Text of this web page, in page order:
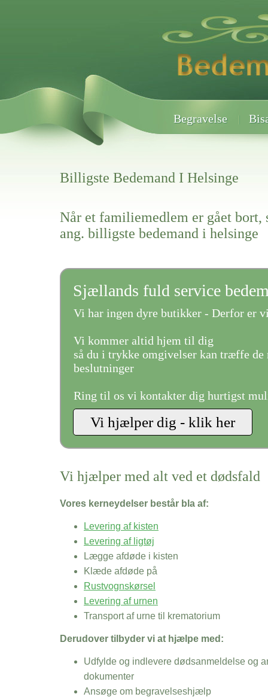
Begravelse
Billigste Bedemand I Helsinge
Når et familiemedlem er gået bort,
ang. billigste bedemand i helsinge
Sjællands fuld service
Vi har ingen dyre butikker - Derfor er
Vi kommer altid hjem til dig
så du i trykke omgivelser kan træffe de
beslutninger
Ring til os vi kontakter dig hurtigst
Vi hjælper med alt ved et dødsfald
Vores kerneydelser består bla af:
Levering af kisten
Levering af ligtøj
Lægge afdøde i kisten
Klæde afdøde på
Rustvognskørsel
Levering af urnen
Transport af urne til krematorium
Derudover tilbyder vi at hjælpe med:
Udfylde og indlevere dødsanmeldelse og
dokumenter
Ansøge om begravelseshjælp